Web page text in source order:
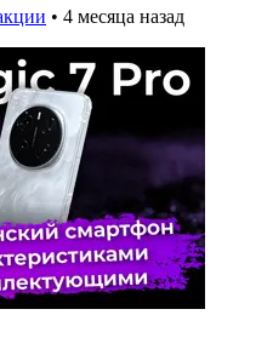
• 4 месяца назад